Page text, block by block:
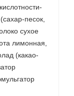
песок,
сухое
лимонная,
(какао-